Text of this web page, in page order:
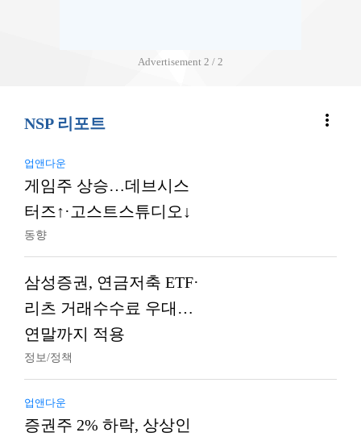
Advertisement 2 / 2
NSP 리포트 more_vert
업앤다운
게임주 상승…데브시스
터즈↑·고스트스튜디오↓
동향
삼성증권, 연금저축 ETF·
리츠 거래수수료 우대…
연말까지 적용
정보/정책
업앤다운
증권주 2% 하락, 상상인